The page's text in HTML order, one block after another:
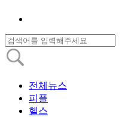
전체뉴스
피플
헬스